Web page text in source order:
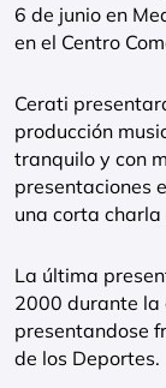
6 de junio en
en el Centro
Cerati
producción
tranquilo y con
presentaciones
una corta charla
La última
2000 durante la
presentandose
de los Deportes.